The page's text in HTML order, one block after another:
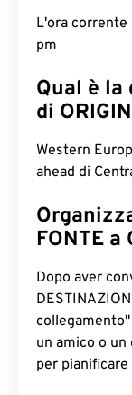
L'ora corrente
pm
Qual è
di
Western
ahead di
FONTE a
Dopo aver
un amico o
per